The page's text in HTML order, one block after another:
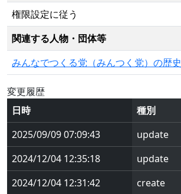
権限設定に従う
関連する人物・団体等
みんなでつくる党（みんつく党）の歴史
変更履歴
日時
種別
2025/09/09 07:09:43
update
2024/12/04 12:35:18
update
2024/12/04 12:31:42
create